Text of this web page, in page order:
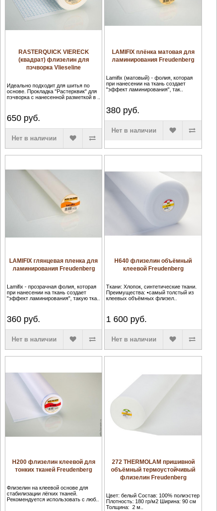
RASTERQUICK VIERECK
(квадрат) флизелин для
пэчворка Vlieseline
Идеально подходит для шитья по
основе. Прокладка "Растерквик" для
пэчворка с нанесенной разметкой в ..
650руб.
Нет в наличии
LAMIFIX плёнка матовая для
ламинирования Freudenberg
Lamifix (матовый) - фолия, которая
при нанесении на ткань создает
"эффект ламинирования", так..
380 руб.
Нет в наличии
LAMIFIX глянцевая пленка для
ламинирования Freudenberg
Lamifix - прозрачная фолия, которая
при нанесении на ткань создает
"эффект ламинирования", такую тка..
360руб.
Нет в наличии
H640 флизелин объёмный
клеевой Freudenberg
Ткани: Хлопок, синтетические ткани.
Преимущества: •самый толстый из
клеевых объёмных флизел..
1 600 руб.
Нет в наличии
H200 флизелин клеевой для
тонких тканей Freudenberg
Флизелин на клеевой основе для
стабилизации лёгких тканей.
Рекомендуется использовать с люб..
272 THERMOLAM пришивной
объёмный термоустойчивый
флизелин Freudenberg
Цвет: белый Состав: 100% полиэстер
Плотность: 180 гр/м2 Ширина: 90 см
Толщина: 2 м..